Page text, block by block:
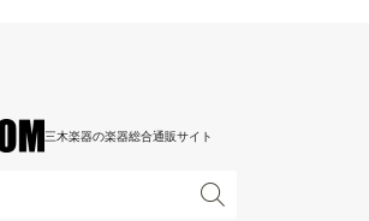
三木楽器の楽器総合通販サイト